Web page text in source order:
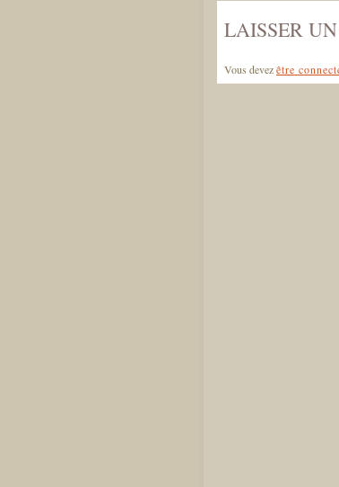
LAISSER
Vous devezêtre